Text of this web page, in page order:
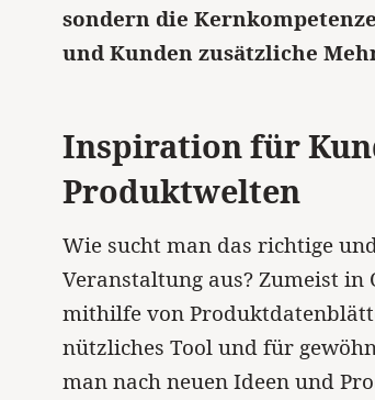
sondern die
und Kunden zusätzliche
Inspiration für
Produktwelten
Wie sucht man das richtige
Veranstaltung aus? Zumeist
mithilfe von
nützliches Tool und für
man nach neuen Ideen und